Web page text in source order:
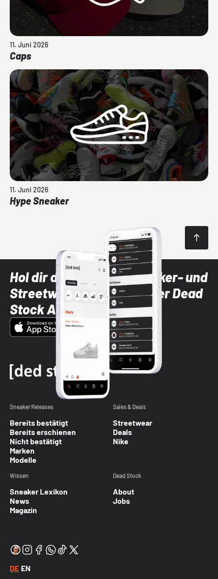
11. Juni 2026
Caps
11. Juni 2026
Hype Sneaker
Hol dir die neuesten Sneaker- und
Streetwear-Brands mit der Dead
Stock App
Sneaker Releases
Bereits bestätigt
Bereits erschienen
Nicht bestätigt
Marken
Modelle
Sales & Deals
Streetwear
Deals
Nike
Wissen
Sneaker Lexikon
News
Magazin
Dead Stock
About
Jobs
DE EN